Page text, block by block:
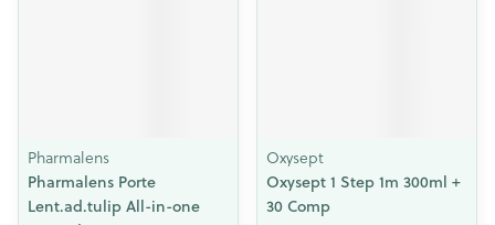
Pharmalens
Pharmalens Porte
Lent.ad.tulip All-in-one
Oxysept
Oxysept 1 Step 1m 300ml +
30 Comp